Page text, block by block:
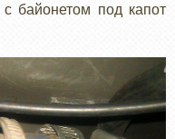
байонетом под капот